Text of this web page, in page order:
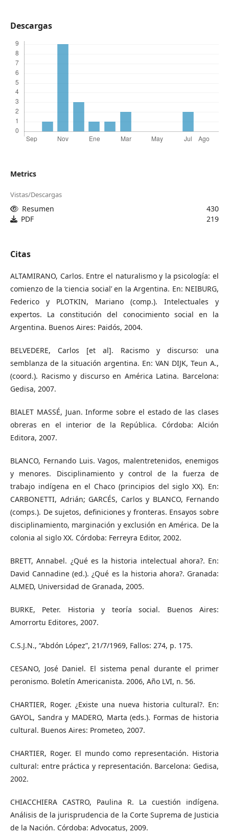
Descargas
Metrics
Vistas/Descargas
Resumen
430
PDF
219
Citas
ALTAMIRANO, Carlos. Entre el naturalismo y la psicología: el
comienzo de la ‘ciencia social’ en la Argentina. En: NEIBURG,
Federico y PLOTKIN, Mariano (comp.). Intelectuales y
expertos. La constitución del conocimiento social en la
Argentina. Buenos Aires: Paidós, 2004.
BELVEDERE, Carlos [et al]. Racismo y discurso: una
semblanza de la situación argentina. En: VAN DIJK, Teun A.,
(coord.). Racismo y discurso en América Latina. Barcelona:
Gedisa, 2007.
BIALET MASSÉ, Juan. Informe sobre el estado de las clases
obreras en el interior de la República. Córdoba: Alción
Editora, 2007.
BLANCO, Fernando Luis. Vagos, malentretenidos, enemigos
y menores. Disciplinamiento y control de la fuerza de
trabajo indígena en el Chaco (principios del siglo XX). En:
CARBONETTI, Adrián; GARCÉS, Carlos y BLANCO, Fernando
(comps.). De sujetos, definiciones y fronteras. Ensayos sobre
disciplinamiento, marginación y exclusión en América. De la
colonia al siglo XX. Córdoba: Ferreyra Editor, 2002.
BRETT, Annabel. ¿Qué es la historia intelectual ahora?. En:
David Cannadine (ed.). ¿Qué es la historia ahora?. Granada:
ALMED, Universidad de Granada, 2005.
BURKE, Peter. Historia y teoría social. Buenos Aires:
Amorrortu Editores, 2007.
C.S.J.N., “Abdón López”, 21/7/1969, Fallos: 274, p. 175.
CESANO, José Daniel. El sistema penal durante el primer
peronismo. Boletín Americanista. 2006, Año LVI, n. 56.
CHARTIER, Roger. ¿Existe una nueva historia cultural?. En:
GAYOL, Sandra y MADERO, Marta (eds.). Formas de historia
cultural. Buenos Aires: Prometeo, 2007.
CHARTIER, Roger. El mundo como representación. Historia
cultural: entre práctica y representación. Barcelona: Gedisa,
2002.
CHIACCHIERA CASTRO, Paulina R. La cuestión indígena.
Análisis de la jurisprudencia de la Corte Suprema de Justicia
de la Nación. Córdoba: Advocatus, 2009.